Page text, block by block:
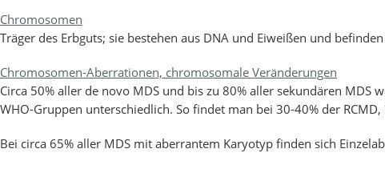
Chromosomen
Träger des Erbguts; sie bestehen aus DNA und Eiweißen und
Chromosomen-Aberrationen, chromosomale Veränderungen
Circa 50% aller de novo MDS und bis zu 80% aller sekundären
WHO-Gruppen unterschiedlich. So findet man bei 30-40% der
Bei circa 65% aller MDS mit aberrantem Karyotyp finden sich